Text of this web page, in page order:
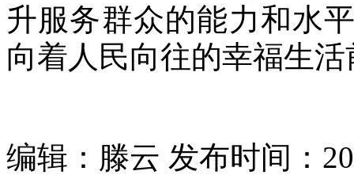
升服务群众的能力和水
向着人民向往的幸福生活
编辑：滕云 发布时间：